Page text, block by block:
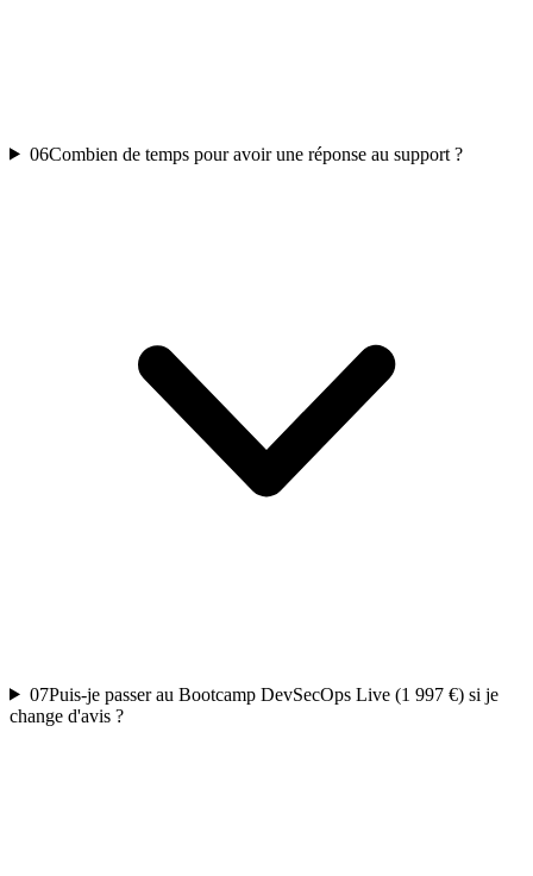
06Combien de temps pour avoir une réponse au support ?
07Puis-je passer au Bootcamp DevSecOps Live (1 997 €) si je
change d'avis ?